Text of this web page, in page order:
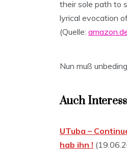
their sole path to
lyrical evocation
(Quelle:
Nun muß
Auch
UTuba –
hab ihn !